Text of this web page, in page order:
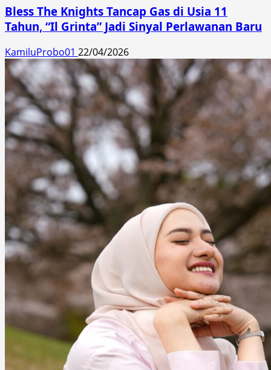
Bless The Knights Tancap Gas di Usia 11
Tahun, “Il Grinta” Jadi Sinyal Perlawanan Baru
KamiluProbo01 22/04/2026